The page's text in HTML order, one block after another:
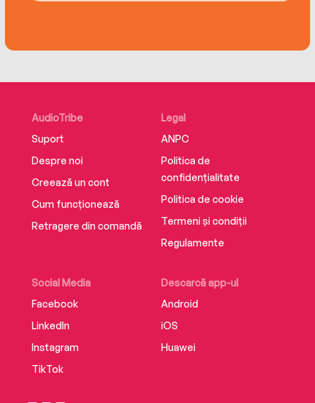
AudioTribe
Suport
Despre noi
Creează un cont
Cum funcționează
Retragere din comandă
Social Media
Facebook
LinkedIn
Instagram
TikTok
Descarcă app-ul
Android
iOS
Huawei
Legal
ANPC
Politica de
confidențialitate
Politica de cookie
Termeni și condiții
Regulamente